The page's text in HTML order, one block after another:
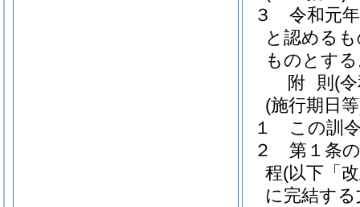
３
令和元
と認める
ものとす
附 則 (
(施行期日
１
この訓
２
第１条
程(以下「
に完結す